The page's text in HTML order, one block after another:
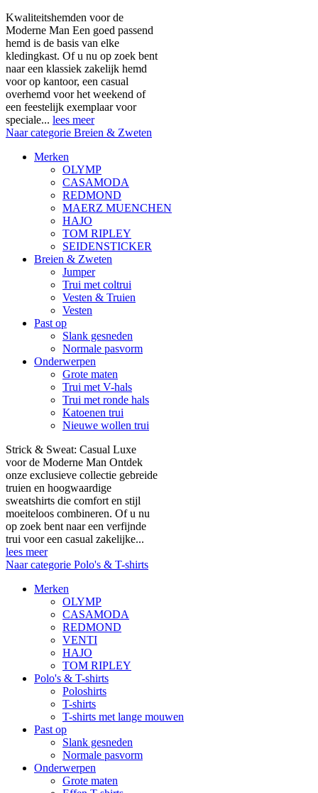
Kwaliteitshemden voor de
Moderne Man Een goed passend
hemd is de basis van elke
kledingkast. Of u nu op zoek bent
naar een klassiek zakelijk hemd
voor op kantoor, een casual
overhemd voor het weekend of
een feestelijk exemplaar voor
speciale... lees meer
Naar categorie Breien & Zweten
Merken
OLYMP
CASAMODA
REDMOND
MAERZ MUENCHEN
HAJO
TOM RIPLEY
SEIDENSTICKER
Breien & Zweten
Jumper
Trui met coltrui
Vesten & Truien
Vesten
Past op
Slank gesneden
Normale pasvorm
Onderwerpen
Grote maten
Trui met V-hals
Trui met ronde hals
Katoenen trui
Nieuwe wollen trui
Strick & Sweat: Casual Luxe
voor de Moderne Man Ontdek
onze exclusieve collectie gebreide
truien en hoogwaardige
sweatshirts die comfort en stijl
moeiteloos combineren. Of u nu
op zoek bent naar een verfijnde
trui voor een casual zakelijke...
lees meer
Naar categorie Polo's & T-shirts
Merken
OLYMP
CASAMODA
REDMOND
VENTI
HAJO
TOM RIPLEY
Polo's & T-shirts
Poloshirts
T-shirts
T-shirts met lange mouwen
Past op
Slank gesneden
Normale pasvorm
Onderwerpen
Grote maten